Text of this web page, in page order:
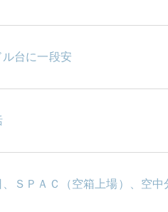
台に一段安
、ＳＰＡＣ（空箱上場）、空中